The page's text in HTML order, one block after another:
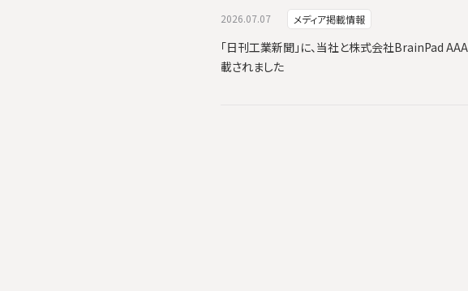
2026.07.07 メディア掲載情報
「日刊工業新聞」に、当社と株式会社BrainPad
載されました